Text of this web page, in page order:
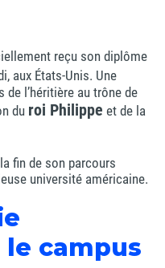
reçu son diplôme
aux États-Unis. Une
l’héritière au trône de
du roi Philippe et de la
fin de son parcours
université américaine.
campus